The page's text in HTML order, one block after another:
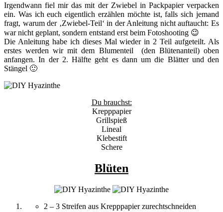
Irgendwann fiel mir das mit der Zwiebel in Packpapier verpacken
ein. Was ich euch eigentlich erzählen möchte ist, falls sich jemand
fragt, warum der ‚Zwiebel-Teil‘ in der Anleitung nicht auftaucht: Es
war nicht geplant, sondern entstand erst beim Fotoshooting 😉
Die Anleitung habe ich dieses Mal wieder in 2 Teil aufgeteilt. Als
erstes werden wir mit dem Blumenteil (den Blütenanteil) oben
anfangen. In der 2. Hälfte geht es dann um die Blätter und den
Stängel 🙂
Du brauchst:
Krepppapier
Grillspieß
Lineal
Klebestift
Schere
Blüten
2 – 3 Streifen aus Krepppapier zurechtschneiden